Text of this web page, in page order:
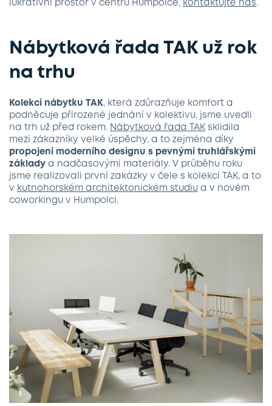
lukrativní prostor v centru Humpolce, kontaktujte nás.
Nábytková řada TAK už rok
na trhu
Kolekci nábytku TAK, která zdůrazňuje komfort a
podněcuje přirozené jednání v kolektivu, jsme uvedli
na trh už před rokem. Nábytková řada TAK sklidila
mezi zákazníky velké úspěchy, a to zejména díky
propojení moderního designu s pevnými truhlářskými
základy a nadčasovými materiály. V průběhu roku
jsme realizovali první zakázky v čele s kolekcí TAK, a to
v kutnohorském architektonickém studiu a v novém
coworkingu v Humpolci.